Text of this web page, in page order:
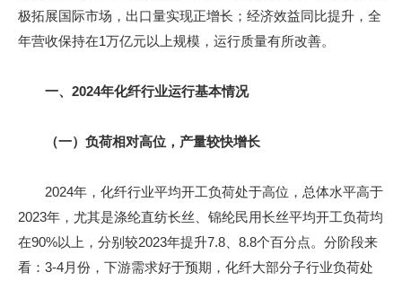
极拓展国际市场，出口量实现正增长；经济效益同比提升，全
年营收保持在1万亿元以上规模，运行质量有所改善。
一、2024年化纤行业运行基本情况
（一）负荷相对高位，产量较快增长
2024年，化纤行业平均开工负荷处于高位，总体水平高于
2023年，尤其是涤纶直纺长丝、锦纶民用长丝平均开工负荷均
在90%以上，分别较2023年提升7.8、8.8个百分点。分阶段来
看：3-4月份，下游需求好于预期，化纤大部分子行业负荷处